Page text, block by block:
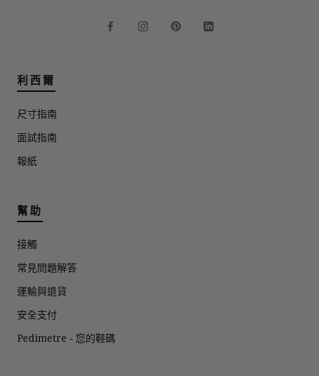
利西爾
尺寸指南
面試指南
報紙
幫助
接觸
常見問題解答
運輸與退貨
安全支付
Pedimetre - 您的鞋碼